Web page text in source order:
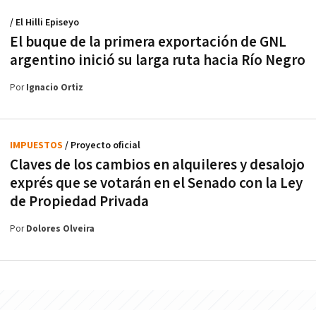
El buque de la primera exportación de GNL
argentino inició su larga ruta hacia Río Negro
/ El Hilli Episeyo
PorIgnacio Ortiz
Claves de los cambios en alquileres y desalojo
exprés que se votarán en el Senado con la Ley
de Propiedad Privada
IMPUESTOS / Proyecto oficial
PorDolores Olveira